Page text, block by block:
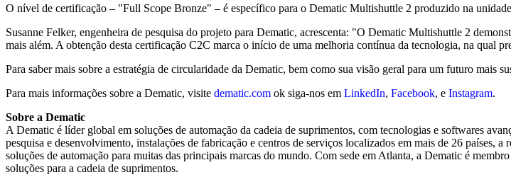
O nível de certificação – "Full Scope Bronze" – é específico para o Dematic Multishuttle 2 produzido na
Susanne Felker, engenheira de pesquisa do projeto para Dematic, acrescenta: "O Dematic Multishuttle 2
mais além. A obtenção desta certificação C2C marca o início de uma melhoria contínua da tecnologia, na qual
Para saber mais sobre a estratégia de circularidade da Dematic, bem como sua visão geral para um futuro mais
Para mais informações sobre a Dematic, visite dematic.com ok siga-nos em LinkedIn, Facebook, e Instagram.
Sobre a Dematic
A Dematic é líder global em soluções de automação da cadeia de suprimentos, com tecnologias e softwares
pesquisa e desenvolvimento, instalações de fabricação e centros de serviços localizados em mais de 26
soluções de automação para muitas das principais marcas do mundo. Com sede em Atlanta, a Dematic é
soluções para a cadeia de suprimentos.